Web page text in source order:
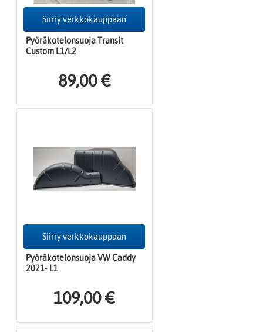
Siirry verkkokauppaan
Pyöräkotelonsuoja Transit
Custom L1/L2
89,00 €
Siirry verkkokauppaan
Pyöräkotelonsuoja VW Caddy
2021- L1
109,00 €